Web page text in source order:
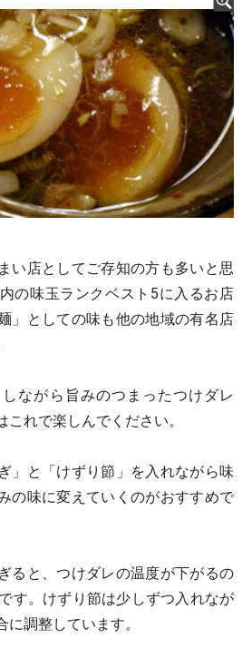
い店としてご存知の方も多いと思
の味玉ランクベスト5に入るお店
」としての味も他の地域の有名店
ながら旨みのつまったつけダレ
れで楽しんでください。
」と「けずり節」を入れながら味
の味に変えていくのがおすすめで
ると、つけダレの温度が下がるの
す。けずり節は少しずつ入れなが
調整しています。